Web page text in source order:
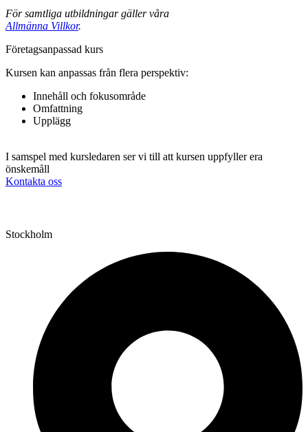
För samtliga utbildningar gäller våra
Allmänna Villkor.
Fö­re­tags­an­pas­sad kurs
Kursen kan anpassas från flera perspektiv:
Innehåll och fokusområde
Omfattning
Upplägg
I samspel med kursledaren ser vi till att kursen uppfyller era
önskemåll
Kontakta oss
Stockholm